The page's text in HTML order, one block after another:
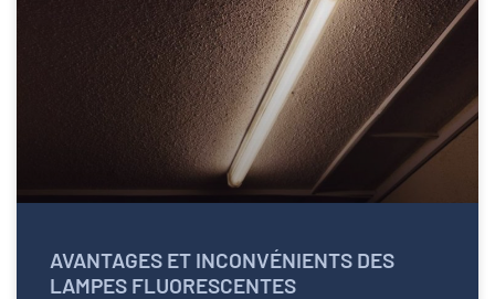
AVANTAGES ET INCONVÉNIENTS DES
LAMPES FLUORESCENTES